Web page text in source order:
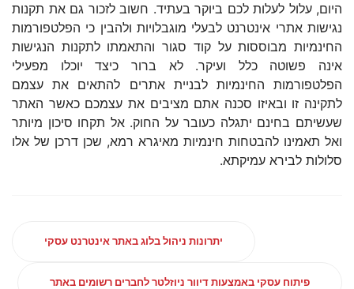
היום, עלול לעלות לכם ביוקר בעתיד. חשוב לזכור גם את תקנות
נגישות אתרי אינטרנט לבעלי מוגבלויות ולהבין כי הפלטפורמות
החינמיות מבוססות על קוד סגור והתאמתו לתקנות הנגישות
אינה פשוטה כלל ועיקר. לא ברור כיצד יוכלו מפעילי
הפלטפורמות החינמיות לבניית אתרים להתאים את עצמם
לתקינה זו ובאיזו סכנה אתם מציבים את עצמכם כאשר האתר
שעשיתם בחינם יתגלה כעובר על החוק. אל תקחו סיכון מיותר
ואל תאמינו להבטחות חינמיות מאיגרא רמא, שכן דרכן של אלו
סלולות לבירא עמיקתא.
יתרונות ניהול בלוג באתר אינטרנט עסקי
פיתוח עסקי באמצעות דיוור ניוזלטר לחברים רשומים באתר